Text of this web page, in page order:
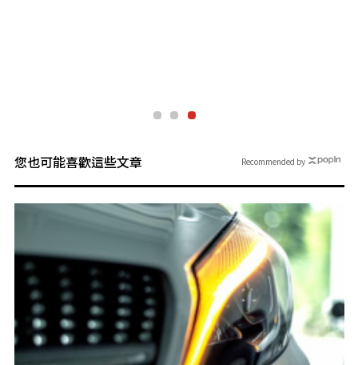
您也可能喜歡這些文章 Recommended by